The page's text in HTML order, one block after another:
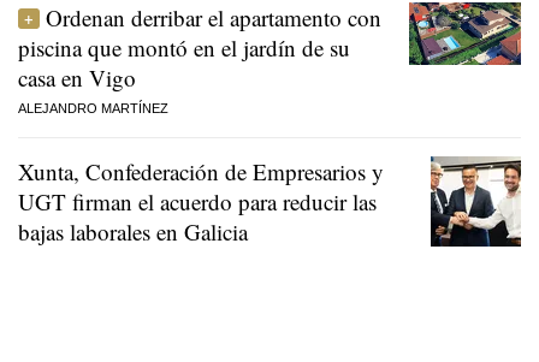
Ordenan derribar el apartamento con
piscina que montó en el jardín de su
casa en Vigo
ALEJANDRO MARTÍNEZ
Xunta, Confederación de Empresarios y
UGT firman el acuerdo para reducir las
bajas laborales en Galicia